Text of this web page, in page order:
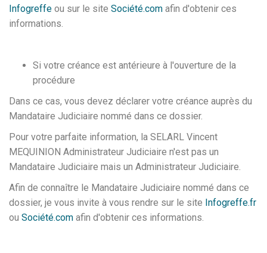
Infogreffe ou sur le site Société.com afin d'obtenir ces
informations.
Si votre créance est antérieure à l'ouverture de la
procédure
Dans ce cas, vous devez déclarer votre créance auprès du
Mandataire Judiciaire nommé dans ce dossier.
Pour votre parfaite information, la SELARL Vincent
MEQUINION Administrateur Judiciaire n'est pas un
Mandataire Judiciaire mais un Administrateur Judiciaire.
Afin de connaître le Mandataire Judiciaire nommé dans ce
dossier, je vous invite à vous rendre sur le site Infogreffe.fr
ou Société.com afin d'obtenir ces informations.